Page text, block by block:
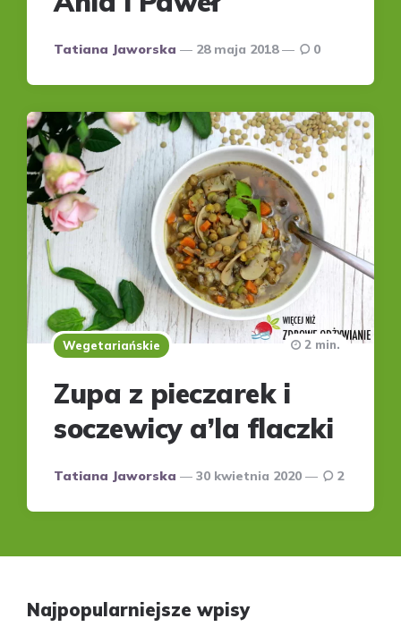
Posted
Tatiana Jaworska 28 maja 2018 0
Wegetariańskie
Zupa z pieczarek i
soczewicy a’la flaczki
Posted
Tatiana Jaworska 30 kwietnia 2020
2 min.
2
Najpopularniejsze wpisy